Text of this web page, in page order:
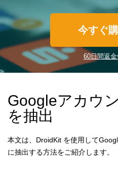
言語選択
今すぐ
60日間返金
Googleアカウ
を抽出
本文は、DroidKit を使用して
に抽出する方法をご紹介します。